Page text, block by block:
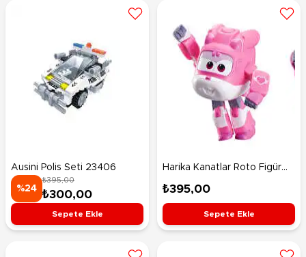
Ausini Polis Seti 23406
%24
₺395,00
₺300,00
Sepete Ekle
Harika Kanatlar Roto Figür
Dizzy
₺395,00
Sepete Ekle